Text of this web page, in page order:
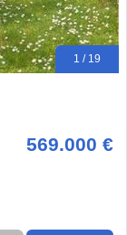
1 / 19
569.000 €